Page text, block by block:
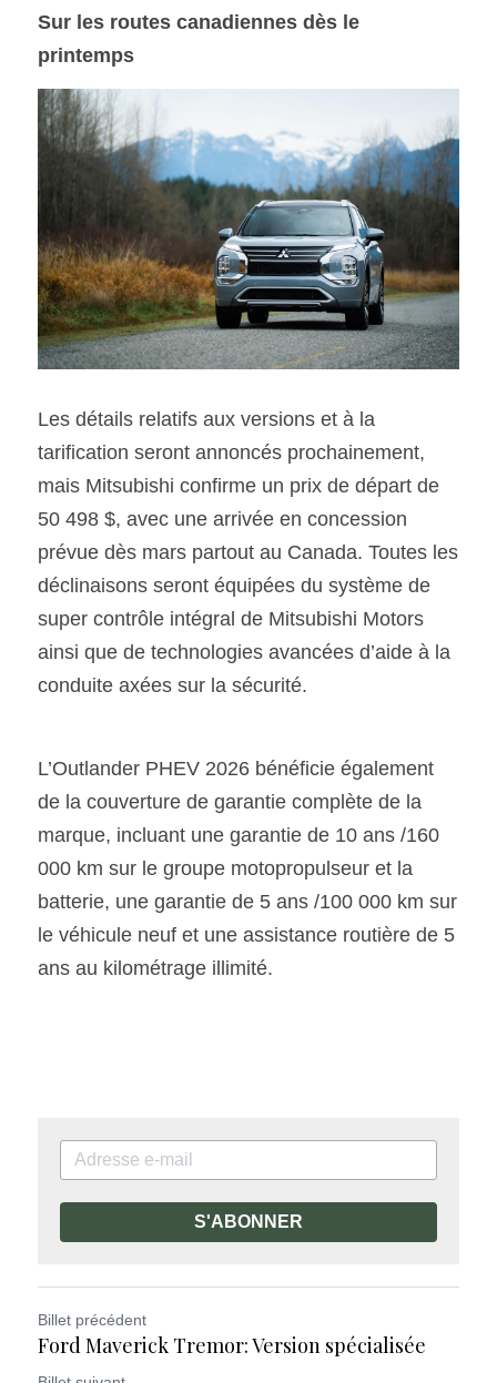
Sur les routes canadiennes dès le
printemps
Les détails relatifs aux versions et à la
tarification seront annoncés prochainement,
mais Mitsubishi confirme un prix de départ de
50 498 $, avec une arrivée en concession
prévue dès mars partout au Canada. Toutes les
déclinaisons seront équipées du système de
super contrôle intégral de Mitsubishi Motors
ainsi que de technologies avancées d’aide à la
conduite axées sur la sécurité.
L’Outlander PHEV 2026 bénéficie également
de la couverture de garantie complète de la
marque, incluant une garantie de 10 ans /160
000 km sur le groupe motopropulseur et la
batterie, une garantie de 5 ans /100 000 km sur
le véhicule neuf et une assistance routière de 5
ans au kilométrage illimité.
S'ABONNER
Billet précédent
Ford Maverick Tremor: Version spécialisée